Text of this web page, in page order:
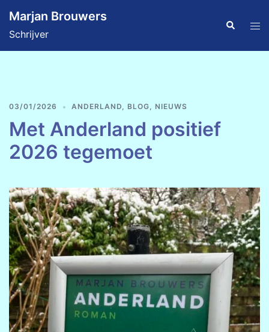
naar
de
inhoud
Marjan Brouwers
Schrijver
Zoeken
03/01/2026 ANDERLAND, BLOG, NIEUWS
Met Anderland positief
2026 tegemoet